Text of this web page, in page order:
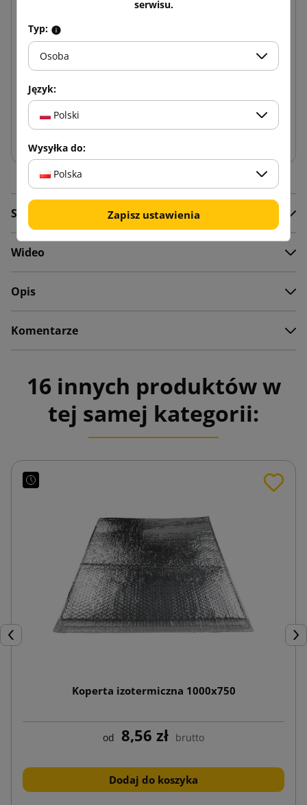
Kup zestaw:
108,24 zł
Szczegóły produktu
Wideo
Opis
Komentarze
16 innych produktów w
tej samej kategorii:
Poprzedni
Koperta izotermiczna 1000x750
od 8,56 zł brutto
Dodaj do koszyka
serwisu.
Typ:
Osoba
Język:
Polski
Wysyłka do:
Polska
Zapisz ustawienia